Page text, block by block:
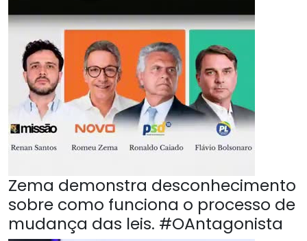
Zema demonstra desconhecimento
sobre como funciona o processo de
mudança das leis. #OAntagonista